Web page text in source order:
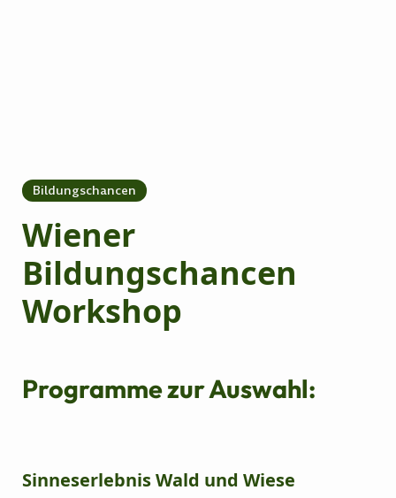
Bildungschancen
Wiener
Bildungschancen
Workshop
Programme zur Auswahl:
Sinneserlebnis Wald und Wiese